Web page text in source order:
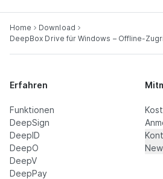
Home
Download
Erfahren
Funktionen
DeepSign
DeepID
DeepO
DeepV
DeepPay